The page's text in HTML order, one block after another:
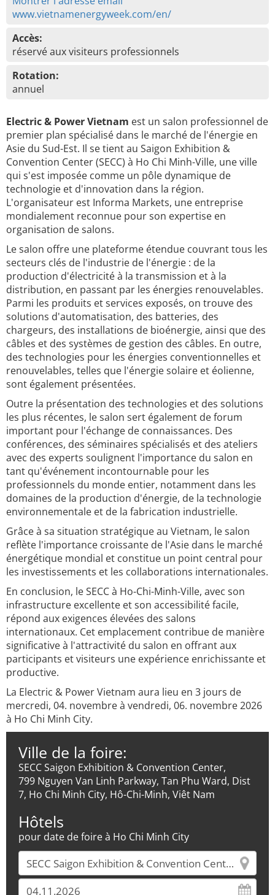
www.vietnamenergyweek.com/en/
Accès:
réservé aux visiteurs professionnels
Rotation:
annuel
Electric & Power Vietnam est un salon professionnel de
premier plan spécialisé dans le marché de l'énergie en
Asie du Sud-Est. Il se tient au Saigon Exhibition &
Convention Center (SECC) à Ho Chi Minh-Ville, une ville
qui s'est imposée comme un pôle dynamique de
technologie et d'innovation dans la région.
L'organisateur est Informa Markets, une entreprise
mondialement reconnue pour son expertise en
organisation de salons.
Le salon offre une plateforme étendue couvrant tous les
secteurs clés de l'industrie de l'énergie : de la
production d'électricité à la transmission et à la
distribution, en passant par les énergies renouvelables.
Parmi les produits et services exposés, on trouve des
solutions d'automatisation, des batteries, des
chargeurs, des installations de bioénergie, ainsi que des
câbles et des systèmes de gestion des câbles. En outre,
des technologies pour les énergies conventionnelles et
renouvelables, telles que l'énergie solaire et éolienne,
sont également présentées.
Outre la présentation des technologies et des solutions
les plus récentes, le salon sert également de forum
important pour l'échange de connaissances. Des
conférences, des séminaires spécialisés et des ateliers
avec des experts soulignent l'importance du salon en
tant qu'événement incontournable pour les
professionnels du monde entier, notamment dans les
domaines de la production d'énergie, de la technologie
environnementale et de la fabrication industrielle.
Grâce à sa situation stratégique au Vietnam, le salon
reflète l'importance croissante de l'Asie dans le marché
énergétique mondial et constitue un point central pour
les investissements et les collaborations internationales.
En conclusion, le SECC à Ho-Chi-Minh-Ville, avec son
infrastructure excellente et son accessibilité facile,
répond aux exigences élevées des salons
internationaux. Cet emplacement contribue de manière
significative à l'attractivité du salon en offrant aux
participants et visiteurs une expérience enrichissante et
productive.
La Electric & Power Vietnam aura lieu en 3 jours de
mercredi, 04. novembre à vendredi, 06. novembre 2026
à Ho Chi Minh City.
Ville de la foire:
SECC Saigon Exhibition & Convention Center,
799 Nguyen Van Linh Parkway, Tan Phu Ward, Dist
7, Ho Chi Minh City, Hô-Chi-Minh, Viêt Nam
Hôtels
pour date de foire à Ho Chi Minh City